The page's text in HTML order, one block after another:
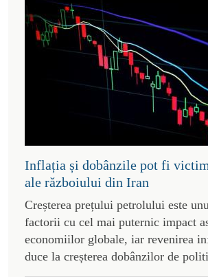
Inflația și dobânzile pot fi
ale războiului din Iran
Creșterea prețului petrolului este
factorii cu cel mai puternic impact
economiilor globale, iar revenirea
duce la creșterea dobânzilor de